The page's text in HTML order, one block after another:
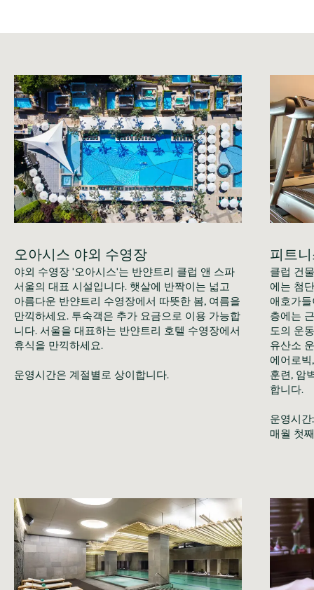
오아시스 야외 수영장
야외 수영장 '오아시스'는 반얀트리 클럽 앤 스파
서울의 대표 시설입니다. 햇살에 반짝이는 넓고
아름다운 반얀트리 수영장에서 따뜻한 봄, 여름을
만끽하세요. 투숙객은 추가 요금으로 이용 가능합
니다. 서울을 대표하는 반얀트리 호텔 수영장에서
휴식을 만끽하세요.
운영시간은 계절별로 상이합니다.
피트
클럽 건
에는 첨
애호가
층에는
도의 운
유산소
에어로
훈련, 암
합니다.
운영시
매월 첫